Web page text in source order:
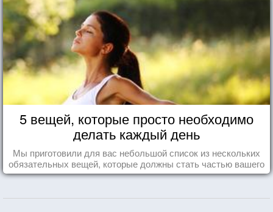
5 вещей, которые просто необходимо
делать каждый день
Мы приготовили для вас небольшой список из нескольких
обязательных вещей, которые должны стать частью вашего
дня.